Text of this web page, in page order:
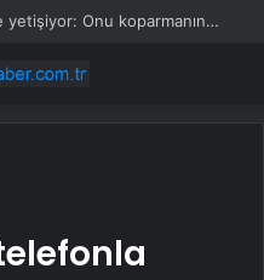
Türkiye’de sadece bir şehirde yetişiyor: Onu koparmanın bedeli 700 bin lira